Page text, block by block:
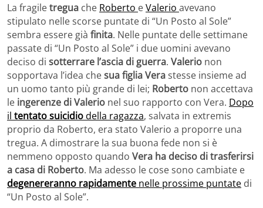
La fragiletregua che Roberto eValerio avevano
stipulato nelle scorse puntate di “Un Posto al Sole”
sembra essere già finita. Nelle puntate delle settimane
passate di “Un Posto al Sole” i due uomini avevano
deciso di sotterrare l’ascia di guerra. Valerio non
sopportava l’idea chesua figlia Verastesse insieme ad
un uomo tanto più grande di lei; Roberto non accettava
le ingerenze di Valerio nel suo rapporto con Vera. Dopo
il tentato suicidiodella ragazza, salvata in extremis
proprio da Roberto, era stato Valerio a proporre una
tregua. A dimostrare la sua buona fede non si è
nemmeno opposto quando Vera ha deciso di trasferirsi
a casa di Roberto. Ma adesso le cose sono cambiate e
degenereranno rapidamente nelle prossime puntate di
“Un Posto al Sole”.